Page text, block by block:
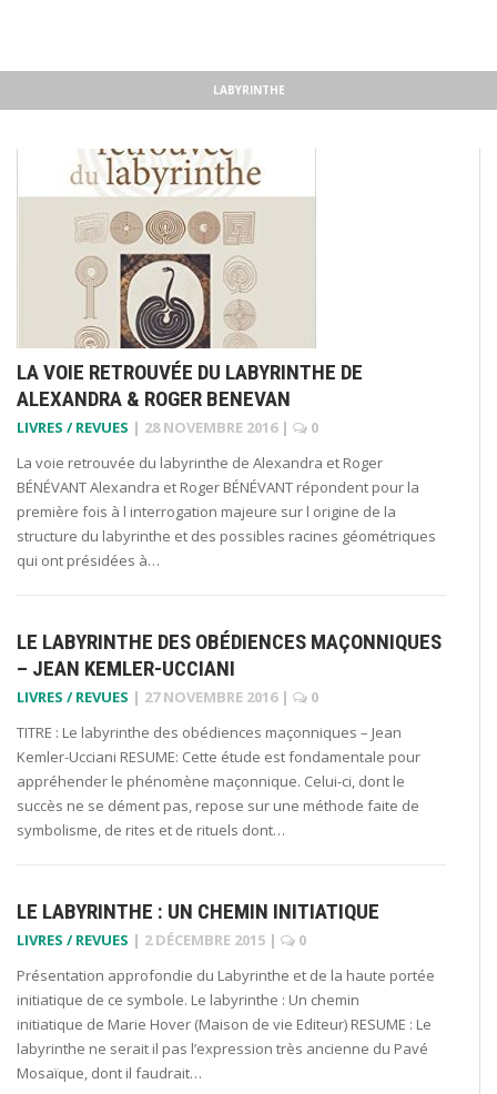
LABYRINTHE
LA VOIE RETROUVÉE DU LABYRINTHE DE
ALEXANDRA & ROGER BENEVAN
LIVRES / REVUES | 28 NOVEMBRE 2016 |
0
La voie retrouvée du labyrinthe de Alexandra et Roger
BÉNÉVANT Alexandra et Roger BÉNÉVANT répondent pour la
première fois à l interrogation majeure sur l origine de la
structure du labyrinthe et des possibles racines géométriques
qui ont présidées à…
LE LABYRINTHE DES OBÉDIENCES MAÇONNIQUES
– JEAN KEMLER-UCCIANI
LIVRES / REVUES | 27 NOVEMBRE 2016 |
0
TITRE : Le labyrinthe des obédiences maçonniques – Jean
Kemler-Ucciani RESUME: Cette étude est fondamentale pour
appréhender le phénomène maçonnique. Celui-ci, dont le
succès ne se dément pas, repose sur une méthode faite de
symbolisme, de rites et de rituels dont…
LE LABYRINTHE : UN CHEMIN INITIATIQUE
LIVRES / REVUES | 2 DÉCEMBRE 2015 |
0
Présentation approfondie du Labyrinthe et de la haute portée
initiatique de ce symbole. Le labyrinthe : Un chemin
initiatique de Marie Hover (Maison de vie Editeur) RESUME : Le
labyrinthe ne serait il pas l’expression très ancienne du Pavé
Mosaïque, dont il faudrait…